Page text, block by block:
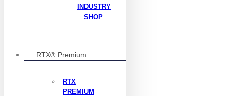
INDUSTRY
SHOP
RTX® Premium
RTX
PREMIUM